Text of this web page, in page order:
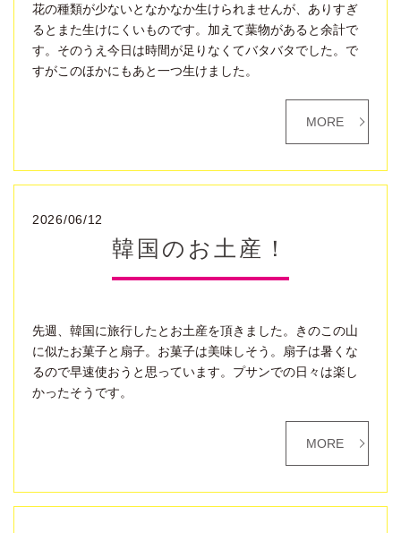
花の種類が少ないとなかなか生けられませんが、ありすぎ
るとまた生けにくいものです。加えて葉物があると余計で
す。そのうえ今日は時間が足りなくてバタバタでした。で
すがこのほかにもあと一つ生けました。
MORE
2026/06/12
韓国のお土産！
先週、韓国に旅行したとお土産を頂きました。きのこの山
に似たお菓子と扇子。お菓子は美味しそう。扇子は暑くな
るので早速使おうと思っています。プサンでの日々は楽し
かったそうです。
MORE